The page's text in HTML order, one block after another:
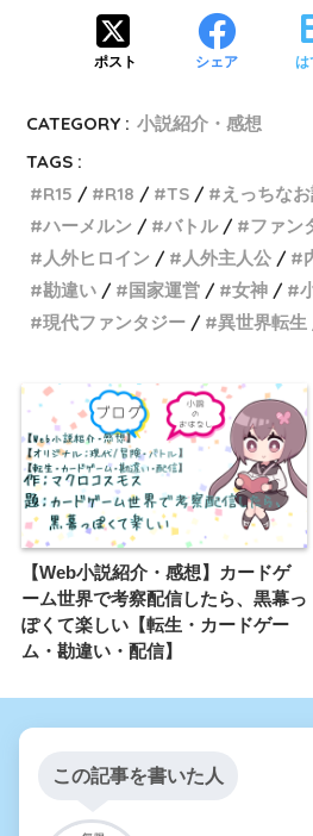
ポスト シェア は
CATEGORY : 小説紹介・感想
TAGS :
R15
R18 TS えっちな
ハーメルン
バトル ファン
人外ヒロイン
人外主人公
勘違い
国家運営 女神
現代ファンタジー
異世界転生
【Web小説紹介・感想】カードゲ
ーム世界で考察配信したら、黒幕っ
ぽくて楽しい【転生・カードゲー
ム・勘違い・配信】
この記事を書いた人